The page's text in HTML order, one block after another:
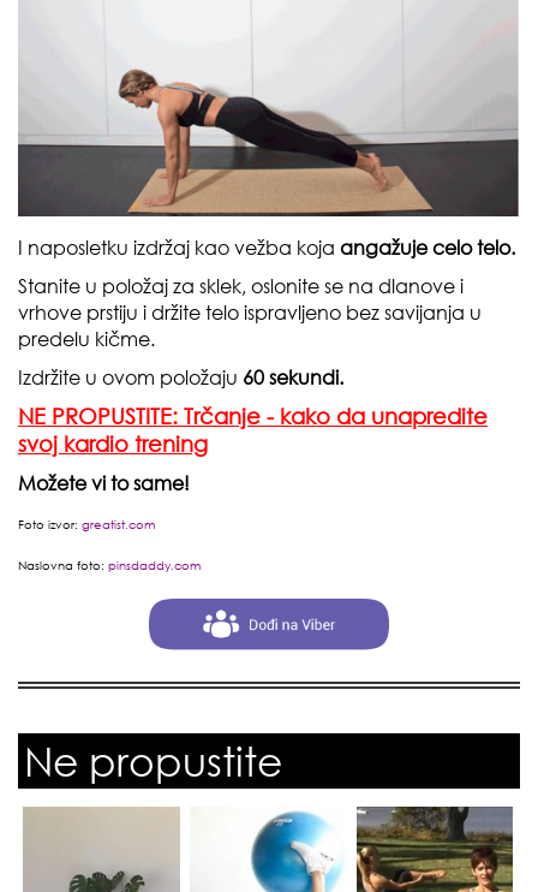
I naposletku izdržaj kao vežba koja angažuje celo telo.
Stanite u položaj za sklek, oslonite se na dlanove i
vrhove prstiju i držite telo ispravljeno bez savijanja u
predelu kičme.
Izdržite u ovom položaju 60 sekundi.
NE PROPUSTITE: Trčanje - kako da unapredite
svoj kardio trening
Možete vi to same!
Foto izvor: greatist.com
Naslovna foto: pinsdaddy.com
Ne propustite